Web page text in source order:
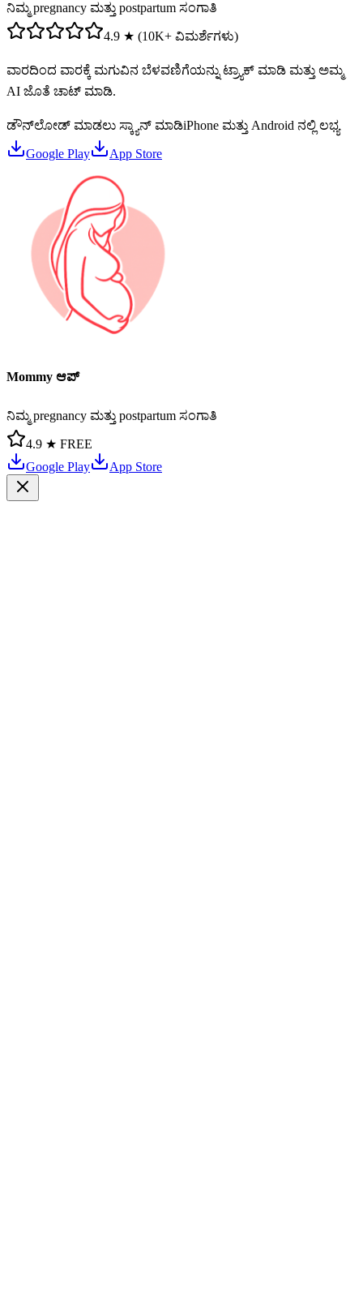
ನಿಮ್ಮ pregnancy ಮತ್ತು postpartum ಸಂಗಾತಿ
4.9 ★ (10K+ ವಿಮರ್ಶೆಗಳು)
ವಾರದಿಂದ ವಾರಕ್ಕೆ ಮಗುವಿನ ಬೆಳವಣಿಗೆಯನ್ನು ಟ್ರ್ಯಾಕ್ ಮಾಡಿ ಮತ್ತು ಅಮ್ಮ
AI ಜೊತೆ ಚಾಟ್ ಮಾಡಿ.
ಡೌನ್‌ಲೋಡ್ ಮಾಡಲು ಸ್ಕ್ಯಾನ್ ಮಾಡಿiPhone ಮತ್ತು Android ನಲ್ಲಿ ಲಭ್ಯ
Google Play App Store
Mommy ಆಪ್
ನಿಮ್ಮ pregnancy ಮತ್ತು postpartum ಸಂಗಾತಿ
4.9 ★ FREE
Google Play
App Store